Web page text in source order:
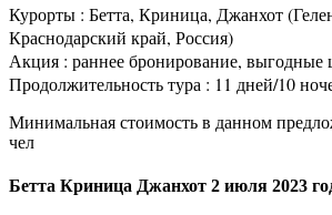
Курорты : Бетта, Криница, Джанхот
Краснодарский край, Россия)
Акция : раннее бронирование, выгодные
Продолжительность тура : 11 дней/10
Минимальная стоимость в данном
чел
Бетта Криница Джанхот 2 июля 2023